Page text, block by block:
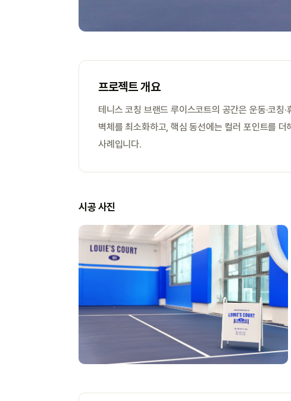
프로젝트 개요
테니스 코칭 브랜드 루이스코트의 공간은 운동·코
벽체를 최소화하고, 핵심 동선에는 컬러 포인트를
사례입니다.
시공 사진